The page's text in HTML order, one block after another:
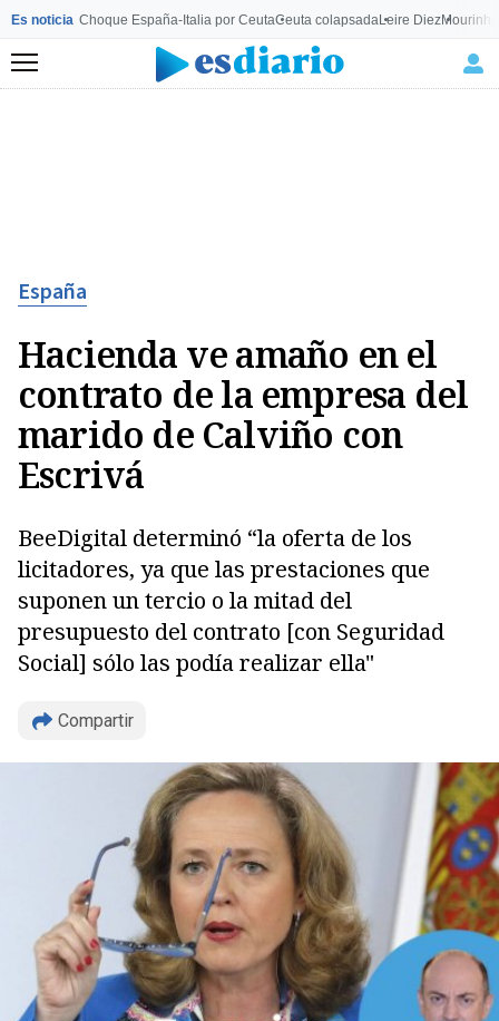
Es noticia Choque España-Italia por CeutaCeuta colapsadaLeire Diez
Menú
España
Hacienda ve amaño en el
contrato de la empresa del
marido de Calviño con
Escrivá
BeeDigital determinó “la oferta de los
licitadores, ya que las prestaciones que
suponen un tercio o la mitad del
presupuesto del contrato [con Seguridad
Social] sólo las podía realizar ella"
Compartir